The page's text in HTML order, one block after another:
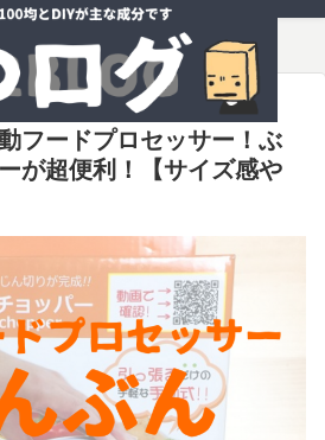
フードプロセッサー！ぶ
が超便利！【サイズ感や